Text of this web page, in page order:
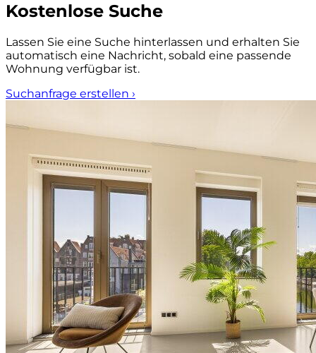
Kostenlose Suche
Lassen Sie eine Suche hinterlassen und erhalten Sie
automatisch eine Nachricht, sobald eine passende
Wohnung verfügbar ist.
Suchanfrage erstellen ›